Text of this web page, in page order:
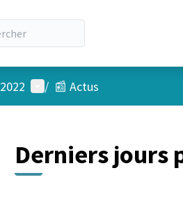
Menu utilisateur
/ 📰 Actus
Derniers jours